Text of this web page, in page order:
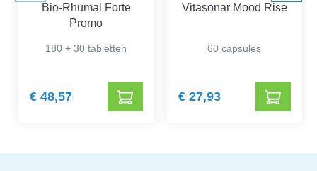
Bio-Rhumal Forte
Promo
180 + 30 tabletten
€ 48,57
Vitasonar Mood Rise
60 capsules
€ 27,93